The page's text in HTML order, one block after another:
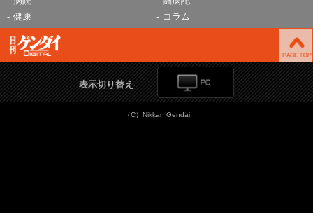
健康
コラム
表示切り替え
（C）Nikkan Gendai